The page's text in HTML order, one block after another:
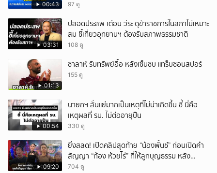
00:43 97 ดู
03:31
ปลอดประสพ เตือน วีระ ดุข้าราชการในสภาไม่เหมาะ
สม ชี้เที่ยวอุทยานฯ ต้องรับสภาพธรรมชาติ
108 ดู
01:13
ซาลาห์ รับทรัพย์อื้อ หลังเซ็นซบ แทร็บซอนสปอร์
155 ดู
00:54
นายกฯ ลั่นแย่มากเป็นเหตุที่ไม่น่าเกิดขึ้น ชี้ นี่คือ
เหตุผลที่ รบ. ไม่ต่ออายุปืน
330 ดู
09:20
ยิ่งสลด! เปิดคลิปสุดท้าย “น้องพั้นช์” ก่อนเปิดคำ
สัญญา “ก้อง ห้วยไร่” ที่ให้ลูกบุญธรรม หลัง
ลาโลก!
704 ดู